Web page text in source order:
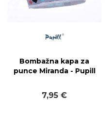
Bombažna kapa za
punce Miranda - Pupill
7,95 €